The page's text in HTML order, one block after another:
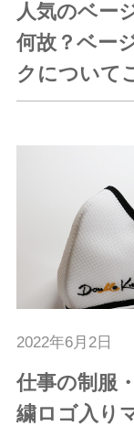
人気のベー
何故？ベー
クについて
仕事の制服
繍ロゴ入り
2022年6月2日